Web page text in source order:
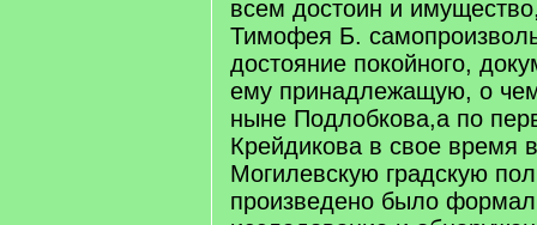
всем достоин и
Тимофея Б.
достояние покойного,
ему принадлежащую, о
ныне Подлобкова,а по
Крейдикова в свое время
Могилевскую градскую
произведено было